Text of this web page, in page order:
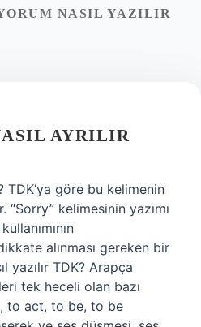
NASIL YAZILIR
AYRILIR
TDK’ya göre bu kelimenin
“Sorry” kelimesinin yazımı
alınması gereken bir
yazılır TDK? Arapça
tek heceli olan bazı
to act, to be, to be